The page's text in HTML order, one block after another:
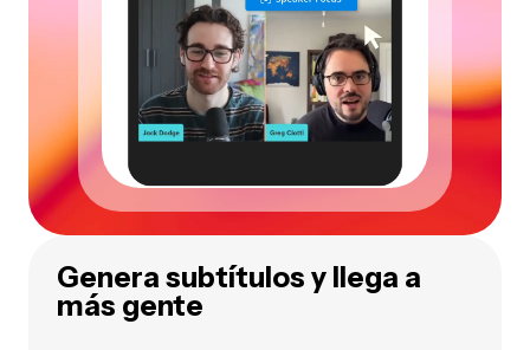
Genera subtítulos y llega a
más gente